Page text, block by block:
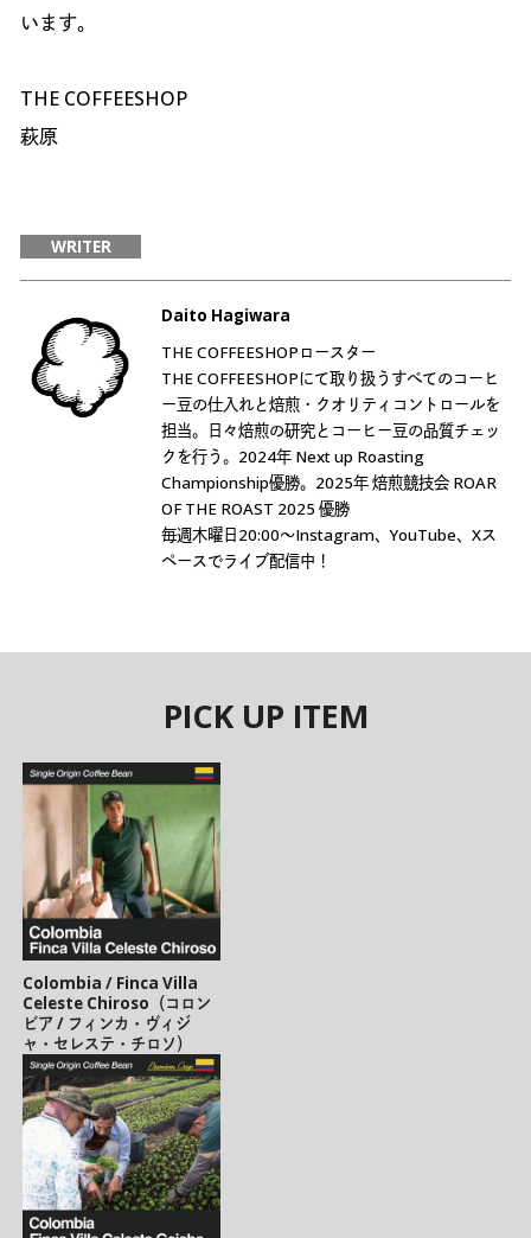
います。
THE COFFEESHOP
萩原
WRITER
Daito Hagiwara
THE COFFEESHOPロースター
THE COFFEESHOPにて取り扱うすべてのコーヒ
ー豆の仕入れと焙煎・クオリティコントロールを
担当。日々焙煎の研究とコーヒー豆の品質チェッ
クを行う。2024年 Next up Roasting
Championship優勝。2025年 焙煎競技会 ROAR
OF THE ROAST 2025 優勝
毎週木曜日20:00〜Instagram、YouTube、Xス
ペースでライブ配信中！
PICK UP ITEM
Colombia / Finca Villa
Celeste Chiroso（コロン
ビア / フィンカ・ヴィジ
ャ・セレステ・チロソ）